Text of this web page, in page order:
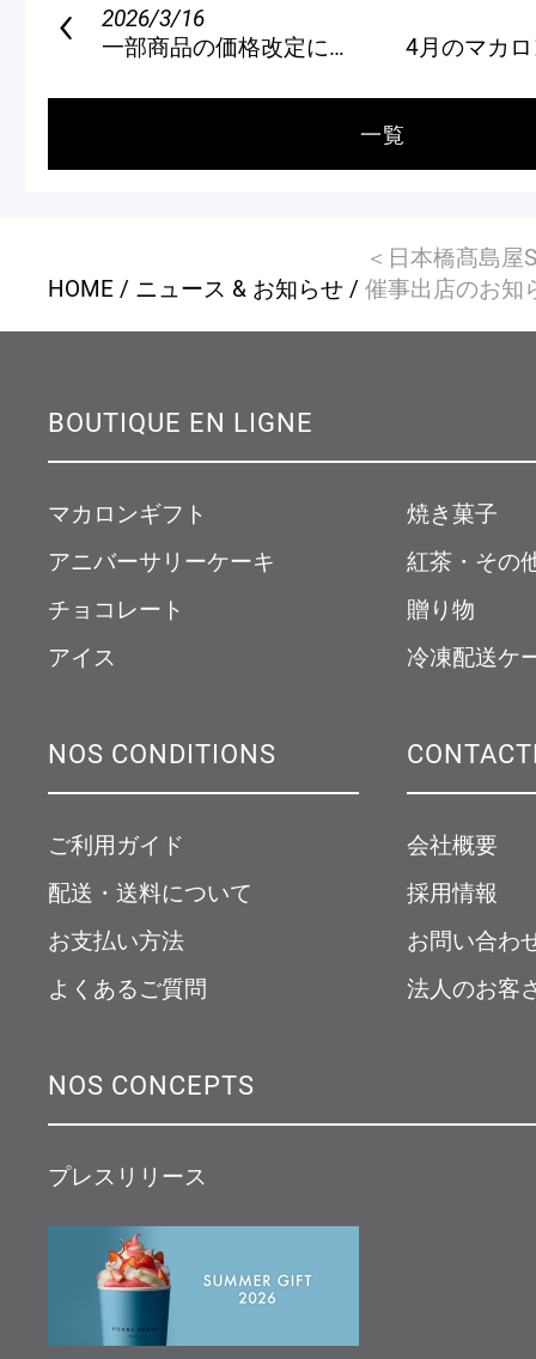
2026/3/16
一部商品の価格改定について
4月のマカロ
一覧
HOME ニュース & お知らせ
＜日本橋髙島屋
催事出店のお知
BOUTIQUE EN LIGNE
マカロンギフト
アニバーサリーケーキ
チョコレート
アイス
焼き菓子
紅茶・その
贈り物
冷凍配送ケ
NOS CONDITIONS
ご利用ガイド
配送・送料について
お支払い方法
よくあるご質問
会社概要
採用情報
お問い合わ
法人のお客
NOS CONCEPTS
プレスリリース